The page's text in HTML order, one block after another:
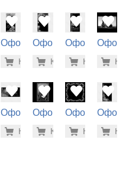
Оформление
(72-902)
-7% 5.600
Купить
Оформление
(72-784)
-7%
Купить
Оформление
(72-706)
-
Купить(72-
Оформление
(73-146)
-7% 5.600
Купить
Оформление
(73-429)
-7%
Купить
Оформление
(71-868)
-
Купить(72-